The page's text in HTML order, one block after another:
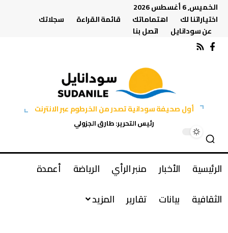
الخميس, 6 أغسطس 2026
اختياراتنا لك
اهتماماتك قائمة القراءة
سجلاتك
عن سودانايل
اتصل بنا
أول صحيفة سودانية تصدر من الخرطوم عبر الانترنت
رئيس التحرير: طارق الجزولي
الرئيسية الأخبار منبر الرأي الرياضة
أعمدة
الثقافية
بيانات تقارير المزيد